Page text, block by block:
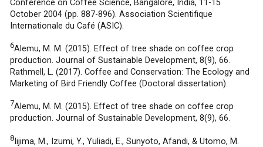
Conference on Coffee Science, Bangalore, India, 11-15
October 2004 (pp. 887-896). Association Scientifique
Internationale du Café (ASIC).
6Alemu, M. M. (2015). Effect of tree shade on coffee crop
production. Journal of Sustainable Development, 8(9), 66.
Rathmell, L. (2017). Coffee and Conservation: The Ecology and
Marketing of Bird Friendly Coffee (Doctoral dissertation).
7Alemu, M. M. (2015). Effect of tree shade on coffee crop
production. Journal of Sustainable Development, 8(9), 66.
8Iijima, M., Izumi, Y., Yuliadi, E., Sunyoto, Afandi, & Utomo, M.